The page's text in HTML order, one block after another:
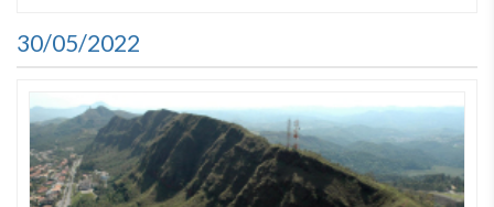
30/05/2022